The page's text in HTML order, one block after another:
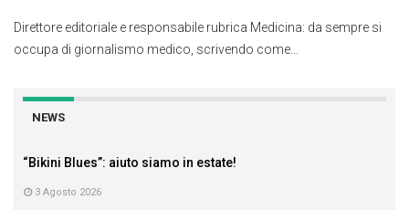
Direttore editoriale e responsabile rubrica Medicina: da sempre si
occupa di giornalismo medico, scrivendo come...
NEWS
“Bikini Blues”: aiuto siamo in estate!
3 Agosto 2026